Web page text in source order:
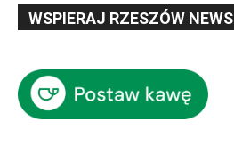
WSPIERAJ RZESZÓW NEWS